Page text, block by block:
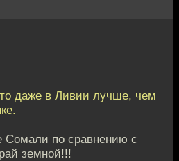
даже в Ливии лучше, чем
Сомали по сравнению с
земной!!!